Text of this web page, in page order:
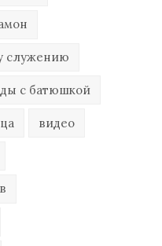
служению
с батюшкой
видео